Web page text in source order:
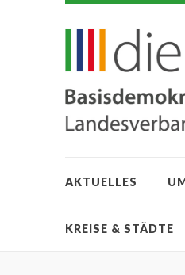
AKTUELLES
KREISE & STÄDTE